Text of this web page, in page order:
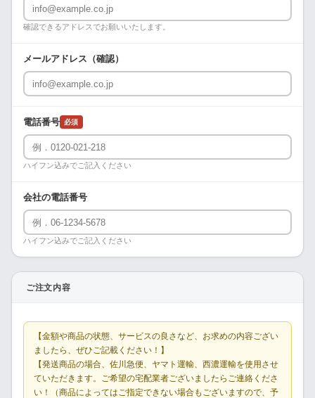
確認できるアドレスでお願いいたします。
メールアドレス（確認）
電話番号 必須
ハイフン込みでご記入ください
会社の電話番号
ハイフン込みでご記入ください
ご注文内容
【金額や商品の状態、サービスの良さなど、お求めの内容ござい
ましたら、ぜひご記載ください！】
【発送商品の場合、佐川急便、ヤマト運輸、西濃運輸を使用させ
ていただきます。ご希望の宅配業者ございましたらご連絡くださ
い！（商品によってはご指定できない場合もございますので、予